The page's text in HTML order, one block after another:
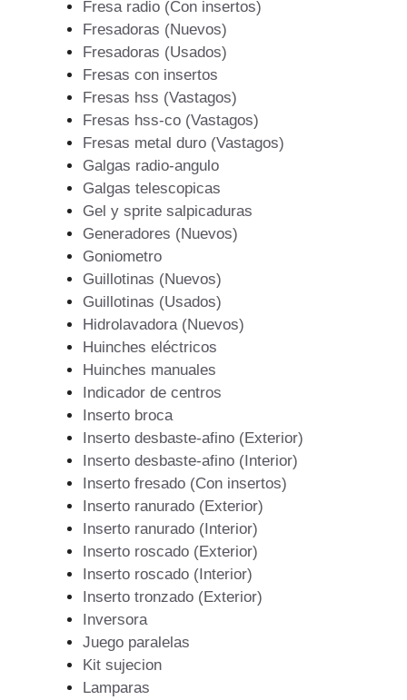
Fresa radio (Con insertos)
Fresadoras (Nuevos)
Fresadoras (Usados)
Fresas con insertos
Fresas hss (Vastagos)
Fresas hss-co (Vastagos)
Fresas metal duro (Vastagos)
Galgas radio-angulo
Galgas telescopicas
Gel y sprite salpicaduras
Generadores (Nuevos)
Goniometro
Guillotinas (Nuevos)
Guillotinas (Usados)
Hidrolavadora (Nuevos)
Huinches eléctricos
Huinches manuales
Indicador de centros
Inserto broca
Inserto desbaste-afino (Exterior)
Inserto desbaste-afino (Interior)
Inserto fresado (Con insertos)
Inserto ranurado (Exterior)
Inserto ranurado (Interior)
Inserto roscado (Exterior)
Inserto roscado (Interior)
Inserto tronzado (Exterior)
Inversora
Juego paralelas
Kit sujecion
Lamparas